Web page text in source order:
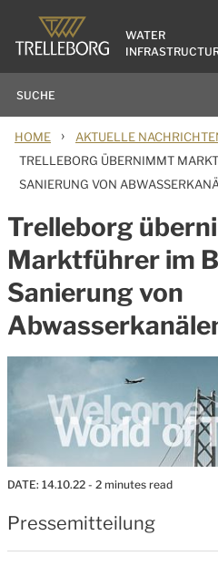
WATER
HOME › AKTUELLE
TRELLEBORG ÜBERNIMMT
SANIERUNG VON
Trelleborg
Marktführer im
Sanierung von
DATE: 14.10.22 - 2 minutes read
Pressemitteilung